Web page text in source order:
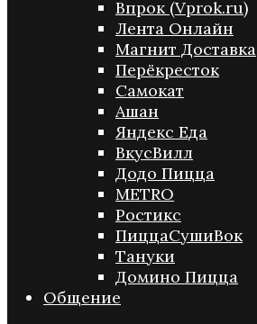
Впрок (Vprok.ru)
Лента Онлайн
Магнит Доставка
Перёкресток
Самокат
Ашан
Яндекс Еда
ВкусВилл
Додо Пицца
METRO
Ростикс
ПиццаСушиВок
Тануки
Домино Пицца
Общение